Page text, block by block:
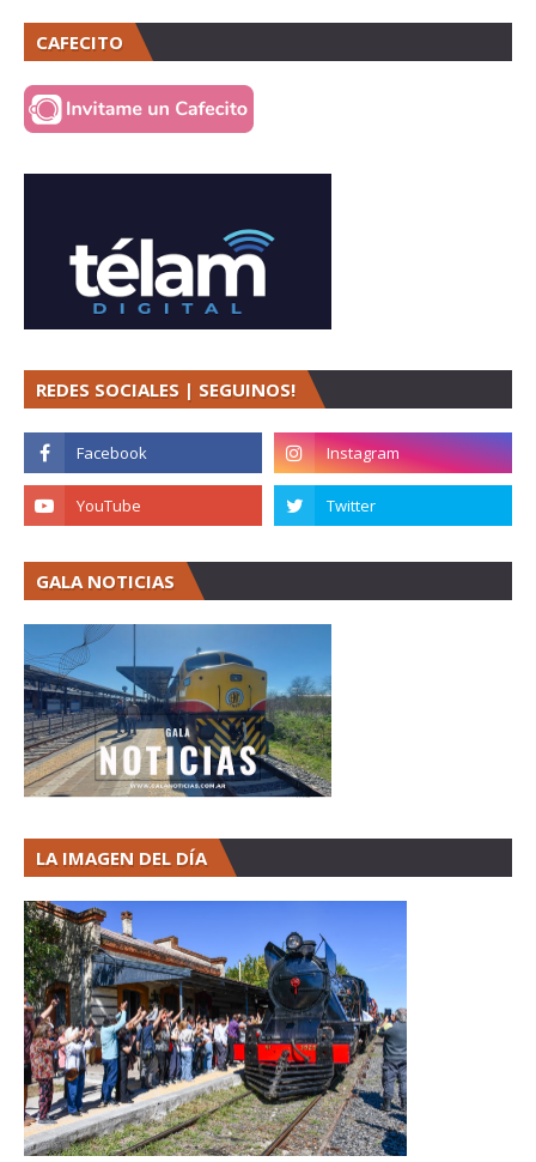
CAFECITO
REDES SOCIALES | SEGUINOS!
GALA NOTICIAS
LA IMAGEN DEL DÍA